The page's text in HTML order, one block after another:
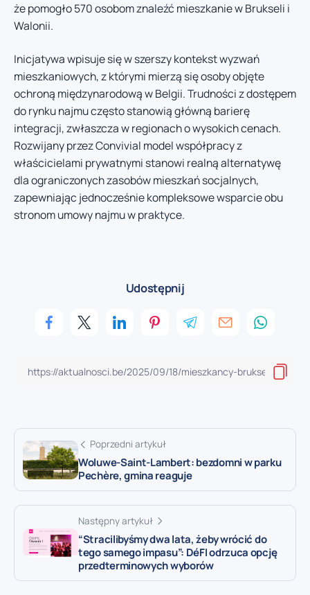
że pomogło 570 osobom znaleźć mieszkanie w Brukseli i
Walonii.
Inicjatywa wpisuje się w szerszy kontekst wyzwań
mieszkaniowych, z którymi mierzą się osoby objęte
ochroną międzynarodową w Belgii. Trudności z dostępem
do rynku najmu często stanowią główną barierę
integracji, zwłaszcza w regionach o wysokich cenach.
Rozwijany przez Convivial model współpracy z
właścicielami prywatnymi stanowi realną alternatywę
dla ograniczonych zasobów mieszkań socjalnych,
zapewniając jednocześnie kompleksowe wsparcie obu
stronom umowy najmu w praktyce.
Udostępnij
Poprzedni artykuł
Woluwe-Saint-Lambert: bezdomni w parku
Pechère, gmina reaguje
Następny artykuł
“Stracilibyśmy dwa lata, żeby wrócić do
tego samego impasu”: DéFI odrzuca opcję
przedterminowych wyborów